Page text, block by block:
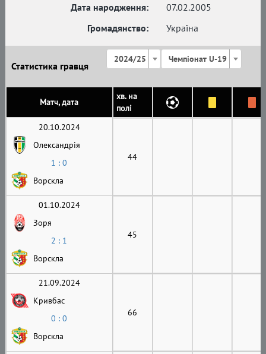
Дата народження:
07.02.2005
Громадянство:
Україна
Статистика гравця
2024/25 Чемпіонат U-19
Матч, дата
хв. на
полі
20.10.2024
Олександрія
1 : 0
Ворскла
44
01.10.2024
Зоря
2 : 1
Ворскла
45
21.09.2024
Кривбас
0 : 0
Ворскла
66